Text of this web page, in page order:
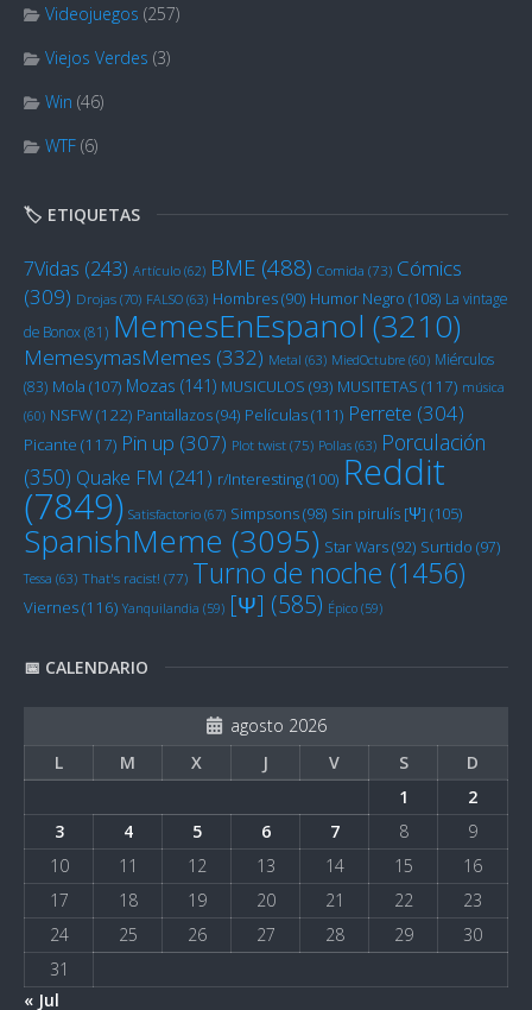
Videojuegos (257)
Viejos Verdes (3)
Win (46)
WTF (6)
🏷️ ETIQUETAS
7Vidas (243) Artículo (62) BME (488) Comida (73) Cómics
(309) Drojas (70) FALSO (63) Hombres(90) Humor Negro (108) La vintage
de Bonox(81) MemesEnEspanol (3210)
MemesymasMemes (332) Metal (63) MiedOctubre (60) Miérculos
(83) Mola (107) Mozas (141) MUSICULOS (93) MUSITETAS (117) música
(60) NSFW(122) Pantallazos(94) Películas(111) Perrete (304)
Picante (117) Pin up (307) Plot twist (75) Pollas (63) Porculación
(350) Quake FM (241) r/Interesting(100) Reddit
(7849) Satisfactorio (67) Simpsons(98) Sin pirulís [Ψ] (105)
SpanishMeme (3095) Star Wars(92) Surtido (97)
Tessa (63) That's racist! (77) Turno de noche (1456)
Viernes(116) Yanquilandia (59) [Ψ] (585) Épico (59)
📅 CALENDARIO
agosto 2026
L
M X J V S
D
1
2
3
4 5 6 7 8
9
10
11 12 13 14 15
16
17
18 19 20 21 22
23
24
25 26 27 28 29
30
31
« Jul